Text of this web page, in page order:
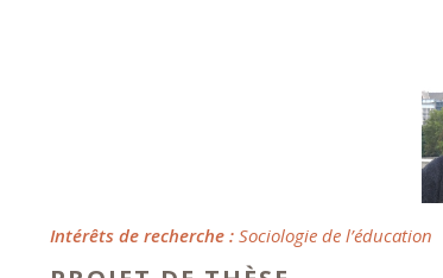
Intérêts de recherche : Sociologie de l’éducation